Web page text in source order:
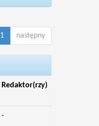
1 następny
Redaktor(rzy)
-